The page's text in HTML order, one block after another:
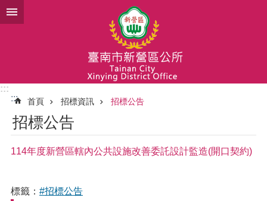
跳到主要內容區塊
:::
:::
首頁 招標資訊 招標公告
招標公告
114年度新營區轄內公共設施改善委託設計監造(開口契約)
標籤： #招標公告